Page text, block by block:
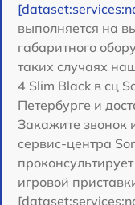
выполняется на
габаритного
таких случаях
4 Slim Black в сц
Петербурге и
Закажите звонок
сервис-центра
игровой